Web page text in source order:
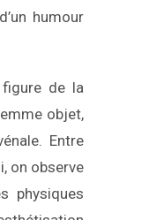
humour
figure de la
objet,
Entre
on observe
physiques